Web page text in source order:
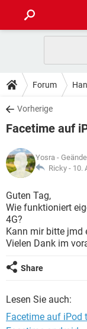
ANDROID
WINDOWS 10
WHATSAPP
FACEBOOK
TIPPS & TRICKS
SPIELE
WHATSAPP
FACEBOOK
DOWNLOADS
SPIELE
ANDROID
WINDOWS 10
WHATSAPP
FACEBOOK
SPIELE
ANDROID
WINDOWS 10
WHATSAPP
FACEBOOK
LEXIKON
SPIELE
ANDROID
WINDOWS 10
FACEBOOK
Forum
Vorherige
Facetime auf
Yosra -
Ricky - 10.
Guten Tag,
Wie funktioniert
4G?
Kann mir bitte jmd
Vielen Dank im
Share
Lesen Sie auch:
Facetime auf iPod